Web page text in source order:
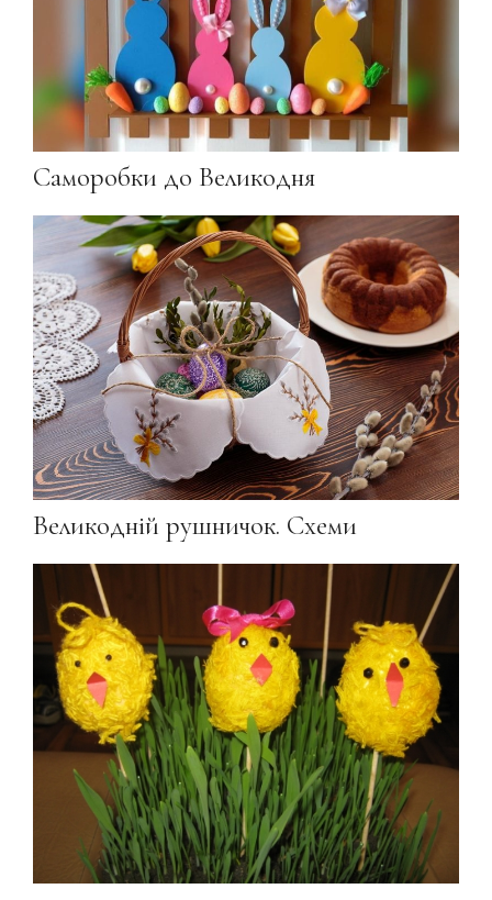
Саморобки до Великодня
Великодній рушничок. Схеми